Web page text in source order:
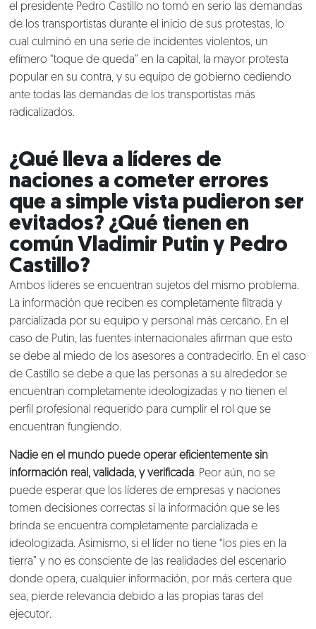
Lo que hacemos
el presidente Pedro Castillo no tomó en serio las demandas
de los transportistas durante el inicio de sus protestas, lo
cual culminó en una serie de incidentes violentos, un
efímero “toque de queda” en la capital, la mayor protesta
popular en su contra, y su equipo de gobierno cediendo
ante todas las demandas de los transportistas más
radicalizados.
¿Qué lleva a líderes de
naciones a cometer errores
que a simple vista pudieron ser
evitados? ¿Qué tienen en
común Vladimir Putin y Pedro
Castillo?
Ambos líderes se encuentran sujetos del mismo problema.
La información que reciben es completamente filtrada y
parcializada por su equipo y personal más cercano. En el
caso de Putin, las fuentes internacionales afirman que esto
se debe al miedo de los asesores a contradecirlo. En el caso
de Castillo se debe a que las personas a su alrededor se
encuentran completamente ideologizadas y no tienen el
perfil profesional requerido para cumplir el rol que se
encuentran fungiendo.
Nadie en el mundo puede operar eficientemente sin
información real, validada, y verificada. Peor aún, no se
puede esperar que los líderes de empresas y naciones
tomen decisiones correctas si la información que se les
brinda se encuentra completamente parcializada e
ideologizada. Asimismo, si el líder no tiene “los pies en la
tierra” y no es consciente de las realidades del escenario
donde opera, cualquier información, por más certera que
sea, pierde relevancia debido a las propias taras del
ejecutor.